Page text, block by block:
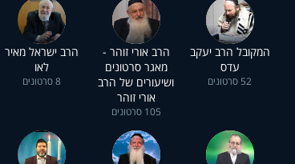
המקובל הרב יעקב
עדס
52 סרטונים
הרב אורי זוהר -
מאגר סרטונים
ושיעורים של הרב
אורי זוהר
105 סרטונים
הרב ישראל מאיר
לאו
8 סרטונים